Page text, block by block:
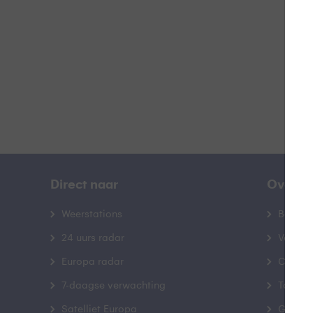
Direct naar
Weerstations
24 uurs radar
Europa radar
7-daagse verwachting
Satelliet Europa
Over
Contact